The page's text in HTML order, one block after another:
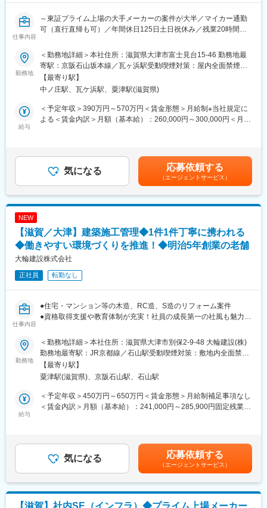
現場は県内の工場や学校の案件のため、腰を据えて働くことがで
きます！
■当社の工事：
当社の工事は工場内の様々な環境を考慮し、お客様のニーズに応
じた施工が特徴の一つです。
≪工事詳細：各種電気設備配線工事≫
・低圧電灯動力設備
・自動制御設備
入社から5年意向を目途に1級電気施工管理技士の資格取得も目指
していただけます。当社では33歳で取得されている方もおり、年
きます！
仕事内容
～東証プライム上場の大手メーカーの案件が大半／マイカー通勤
可（直行直帰も可）／年間休日125日土日祝休み／残業20時間／
業～
＼当社の特徴！／
★滋賀県ワーク・ライフ・バランス推進企業！
└【子育てしやすい職場や男女ともに働きやすい職場づくりに積
極的に取り組む企業】として認定されている証です！
★プライム上場の大手メーカーとの取引で安定性◎
■仕事内容：
工場内の電気設備の配線を幅広く手掛ける当社にて、電気設備に
■案件詳細：
案件の8割以上が大手製造メーカーの工場の改修・メンテナンスの
がら施工を手掛けることができております！
現場は県内の工場や学校の案件のため、腰を据えて働くことがで
きます！
■当社の工事：
当社の工事は工場内の様々な環境を考慮し、お客様のニーズに応
じた施工が特徴の一つです。
≪工事詳細：各種電気設備配線工事≫
・低圧電灯動力設備
・自動制御設備
入社から5年意向を目途に1級電気施工管理技士の資格取得も目指
していただけます。当社では33歳で取得されている方もおり、年
きます！
勤務地
＜勤務地詳細＞本社住所：滋賀県大津市富士見台15-46 勤務地最
寄駅：京阪石山坂本線／瓦ヶ浜駅受動喫煙対策：屋内全面禁煙変
更の範囲：会社の定める事業所
【最寄り駅】
中ノ庄駅、瓦ケ浜駅、粟津駅(滋賀県)
給与
＜予定年収＞390万円～570万円＜賃金形態＞月給制※当社規定に
よる＜賃金内訳＞月額（基本給）：260,000円～300,000円＜月給
給 超過した時間外労働の残業手当は追加支給 （※事業場外の場
合は表記変更されます。）■昇給：年1回■賞与：年2回（過去実
績…3.00月分）賃金はあくまでも目安の金額であり、選考を通じ
て上下する可能性があります。月給(月額)は固定手当を含めた表記
です。
気になる 応募依頼する
（エージェントサービス）
NEW
【滋賀／大津】建築施工管理◆1件1件丁寧に携われる
◆働きやすい環境づくりを推進！◆明治5年創業の老舗
大輪建設株式会社
正社員 転勤なし
仕事内容
●住宅・マンション等の木造、RC造、S造のリフォーム案件
●資格取得支援や教育体制が充実！社員の成長第一の社風も魅力◎
■業務詳細：
住宅・マンション等の木造、RC造、S造のリフォーム案件の施工
管理
・工事管理（工程・安全・品質など）
・協力会社管理
・施工図作成（JW-CAD）
■担当エリア：
遠方でも車でほぼ1時間圏内の現場が多いです。社用車有り。
お任せいたします。
勤務地
＜勤務地詳細＞本社住所：滋賀県大津市別保2-9-48 大輪建設(株)
勤務地最寄駅：JR京都線／石山駅受動喫煙対策：敷地内全面禁煙
変更の範囲：本文参照
【最寄り駅】
粟津駅(滋賀県)、京阪石山駅、石山駅
給与
＜予定年収＞450万円～650万円＜賃金形態＞月給制補足事項なし
＜賃金内訳＞月額（基本給）：241,000円～285,900円固定残業手
＞■資格手当3,000円～47,000円（一級建築士47,000円／月）資格
手当対象資格は25種類。その内3種類の資格を選定可能※条件確認
要（上限額は67,000円／月）賃金はあくまでも目安の金額であ
り、選考を通じて上下する可能性があります。月給(月額)は固定手
当を含めた表記です。
気になる 応募依頼する
（エージェントサービス）
【滋賀】社内SE（インフラ）◆プライム上場メーカー